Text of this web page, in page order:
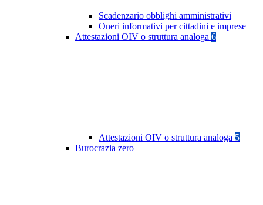
Scadenzario obblighi amministrativi
Oneri informativi per cittadini e imprese
Attestazioni OIV o struttura analoga 6
Attestazioni OIV o struttura analoga 5
Burocrazia zero